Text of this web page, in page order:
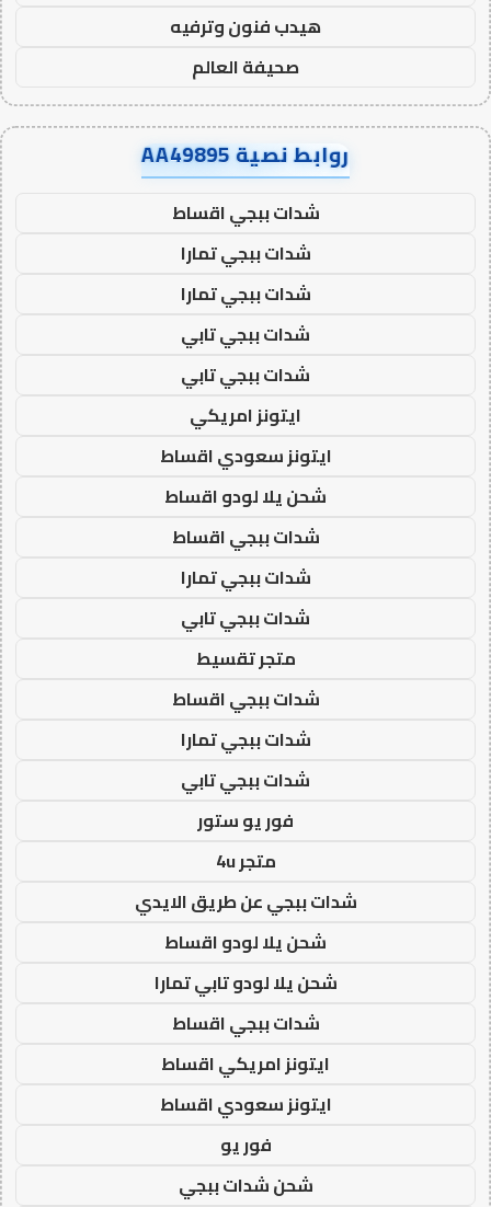
هيدب فنون وترفيه
صحيفة العالم
روابط نصية AA49895
شدات ببجي اقساط
شدات ببجي تمارا
شدات ببجي تمارا
شدات ببجي تابي
شدات ببجي تابي
ايتونز امريكي
ايتونز سعودي اقساط
شحن يلا لودو اقساط
شدات ببجي اقساط
شدات ببجي تمارا
شدات ببجي تابي
متجر تقسيط
شدات ببجي اقساط
شدات ببجي تمارا
شدات ببجي تابي
فور يو ستور
متجر 4u
شدات ببجي عن طريق الايدي
شحن يلا لودو اقساط
شحن يلا لودو تابي تمارا
شدات ببجي اقساط
ايتونز امريكي اقساط
ايتونز سعودي اقساط
فور يو
شحن شدات ببجي